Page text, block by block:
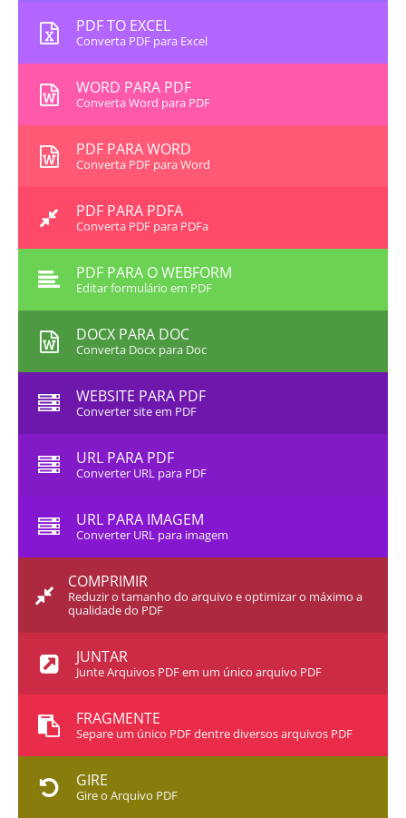
PDF TO EXCEL
Converta PDF para Excel
WORD PARA PDF
Converta Word para PDF
PDF PARA WORD
Converta PDF para Word
PDF PARA PDFA
Converta PDF para PDFa
PDF PARA O WEBFORM
Editar formulário em PDF
DOCX PARA DOC
Converta Docx para Doc
WEBSITE PARA PDF
Converter site em PDF
URL PARA PDF
Converter URL para PDF
URL PARA IMAGEM
Converter URL para imagem
COMPRIMIR
Reduzir o tamanho do arquivo e optimizar o máximo a
qualidade do PDF
JUNTAR
Junte Arquivos PDF em um único arquivo PDF
FRAGMENTE
Separe um único PDF dentre diversos arquivos PDF
GIRE
Gire o Arquivo PDF